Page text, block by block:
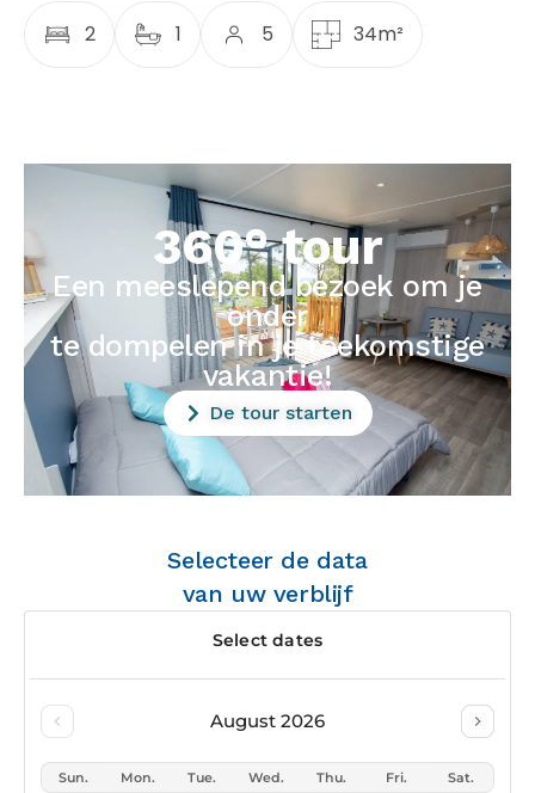
2 1 5 34m²
360° tour
Een meeslepend bezoek om je
onder
te dompelen in je toekomstige
vakantie!
De tour starten
Selecteer de data
van uw verblijf